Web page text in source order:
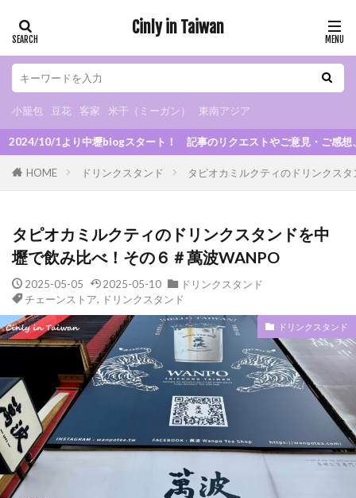
Cinly in Taiwan
小籠包 豆花 客家 米干（ミーガン） 東南アジア
！ 記事のリクエストやご意見・ご感想、お待ちしてます！
HOME ドリンクスタンド タピオカミルクティのドリンクス
タピオカミルクティのドリンクスタンドを中
壢で飲み比べ！その６＃萬波WANPO
2025-05-05 2025-05-10
ドリンクスタンド
チェーンストア, ドリンクスタンド
ドリンクスタンド
カテゴリー
タグ
カフェ
夜市 マッサージ
豆花
観光スポット
観光工場
日式宿舎
異国料理
ベトナム料理
タイ料理
チェーンストア
お土産 眷村
客家
ホテル
交通アクセス
コインロッカー
基本情報
検索